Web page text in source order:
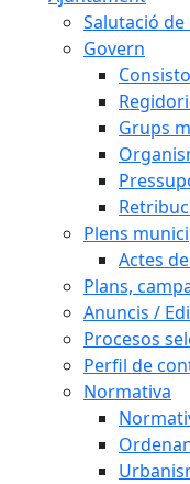
Salutació de
Govern
Grups
Plens
Actes
Plans,
Anuncis /
Procesos
Perfil de
Normativa